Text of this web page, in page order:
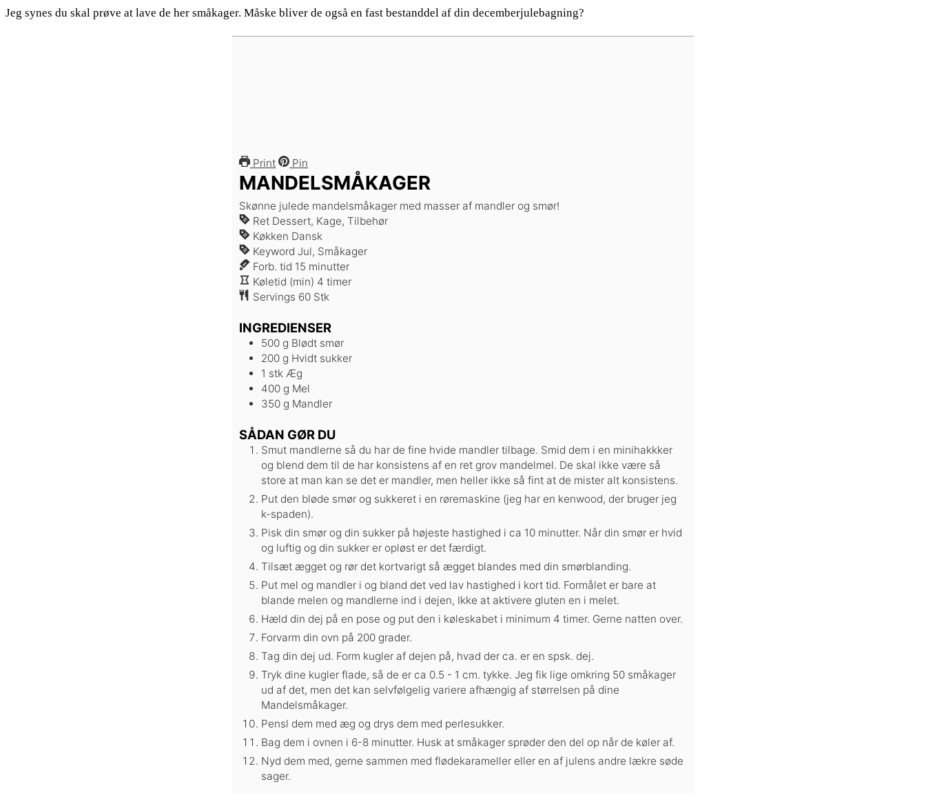
Jeg synes du skal prøve at lave de her småkager. Måske bliver de også en fast bestanddel af din decemberjulebagning?
Print Pin
MANDELSMÅKAGER
Skønne julede mandelsmåkager med masser af mandler og smør!
Ret Dessert, Kage, Tilbehør
Køkken Dansk
Keyword Jul, Småkager
Forb. tid 15 minutter
minutter
Køletid (min) 4 timer
timer
Servings 60 Stk
INGREDIENSER
500 g Blødt smør
200 g Hvidt sukker
1 stk Æg
400 g Mel
350 g Mandler
SÅDAN GØR DU
Smut mandlerne så du har de fine hvide mandler tilbage. Smid dem i en minihakkker
og blend dem til de har konsistens af en ret grov mandelmel. De skal ikke være så
store at man kan se det er mandler, men heller ikke så fint at de mister alt konsistens.
Put den bløde smør og sukkeret i en røremaskine (jeg har en kenwood, der bruger jeg
k-spaden).
Pisk din smør og din sukker på højeste hastighed i ca 10 minutter. Når din smør er hvid
og luftig og din sukker er opløst er det færdigt.
Tilsæt ægget og rør det kortvarigt så ægget blandes med din smørblanding.
Put mel og mandler i og bland det ved lav hastighed i kort tid. Formålet er bare at
blande melen og mandlerne ind i dejen, Ikke at aktivere gluten en i melet.
Hæld din dej på en pose og put den i køleskabet i minimum 4 timer. Gerne natten over.
Forvarm din ovn på 200 grader.
Tag din dej ud. Form kugler af dejen på, hvad der ca. er en spsk. dej.
Tryk dine kugler flade, så de er ca 0.5 - 1 cm. tykke. Jeg fik lige omkring 50 småkager
ud af det, men det kan selvfølgelig variere afhængig af størrelsen på dine
Mandelsmåkager.
Pensl dem med æg og drys dem med perlesukker.
Bag dem i ovnen i 6-8 minutter. Husk at småkager sprøder den del op når de køler af.
Nyd dem med, gerne sammen med flødekarameller eller en af julens andre lækre søde
sager.